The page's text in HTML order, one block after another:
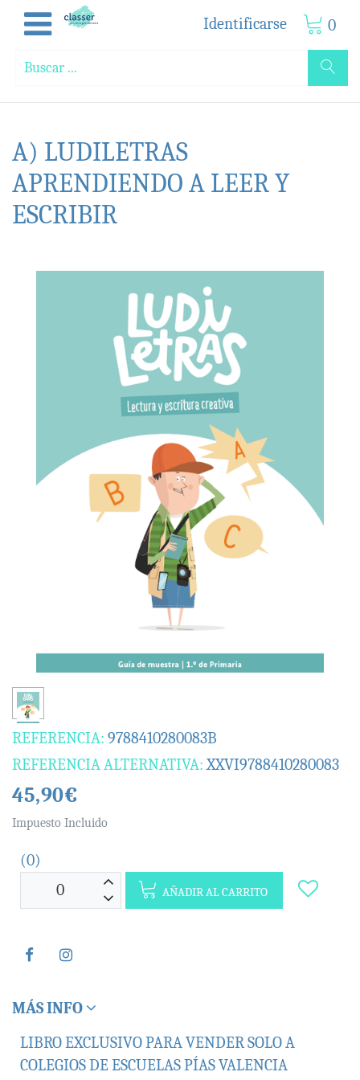
Identificarse 0
A) LUDILETRAS
APRENDIENDO A LEER Y
ESCRIBIR
REFERENCIA: 9788410280083B
REFERENCIA ALTERNATIVA:XXVI9788410280083
45,90€
Impuesto Incluido
(0)
AÑADIR AL CARRITO
MÁS INFO
LIBRO EXCLUSIVO PARA VENDER SOLO A
COLEGIOS DE ESCUELAS PÍAS VALENCIA